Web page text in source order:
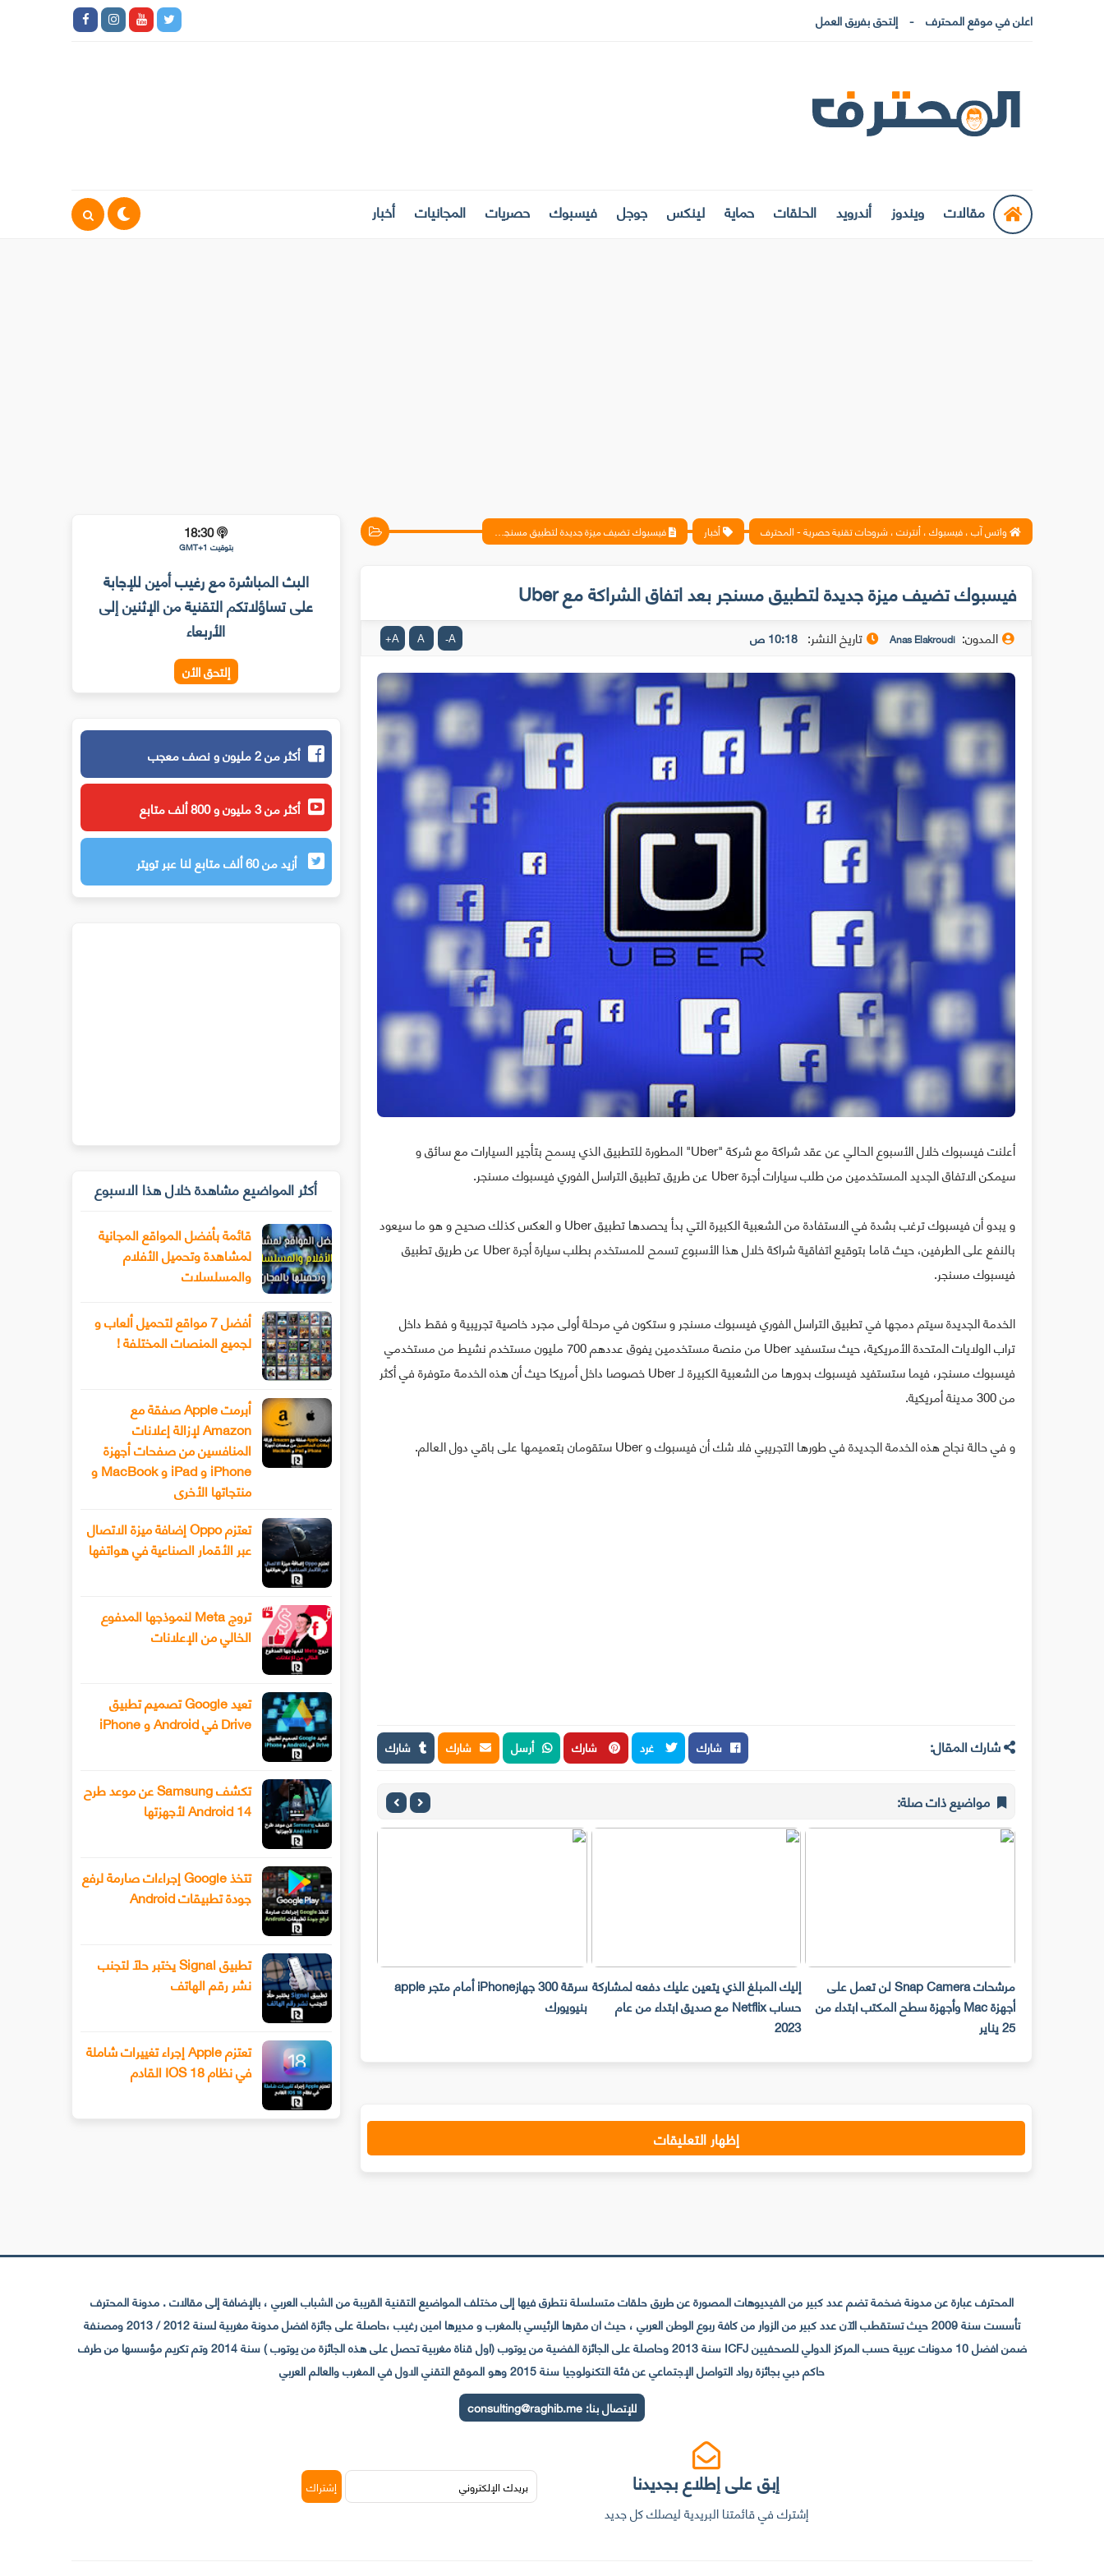
اعلن في موقع المحترف إلتحق بفريق العمل
مقالات ويندوز أندرويد الحلقات حماية لينكس جوجل فيسبوك حصريات المجانيات أخبار
واتس آب ، فيسبوك ، أنترنت ، شروحات تقنية حصرية - المحترف أخبار فيسبوك تضيف ميزة جديدة لتطبيق مسنجر بعد اتفاق الشراكة مع Uber
فيسبوك تضيف ميزة جديدة لتطبيق مسنجر بعد اتفاق الشراكة مع Uber
المدون: Anas Elakroudi تاريخ النشر: 10:18 ص A
-
A
A
+
أعلنت فيسبوك خلال الأسبوع الحالي عن عقد شراكة مع شركة "Uber" المطورة للتطبيق الذي يسمح بتأجير السيارات مع سائق و
سيمكن الاتفاق الجديد المستخدمين من طلب سيارات أجرة Uber عن طريق تطبيق التراسل الفوري فيسبوك مسنجر.
و يبدو أن فيسبوك ترغب بشدة في الاستفادة من الشعبية الكبيرة التي بدأ يحصدها تطبيق Uber و العكس كذلك صحيح و هو ما سيعود
بالنفع على الطرفين، حيث قاما بتوقيع اتفاقية شراكة خلال هذا الأسبوع تسمح للمستخدم بطلب سيارة أجرة Uber عن طريق تطبيق
فيسبوك مسنجر.
الخدمة الجديدة سيتم دمجها في تطبيق التراسل الفوري فيسبوك مسنجر و ستكون في مرحلة أولى مجرد خاصية تجريبية و فقط داخل
تراب الولايات المتحدة الأمريكية، حيث ستسفيد Uber من منصة مستخدمين يفوق عددهم 700 مليون مستخدم نشيط من مستخدمي
فيسبوك مسنجر، فيما ستستفيد فيسبوك بدورها من الشعبية الكبيرة لـ Uber خصوصا داخل أمريكا حيث أن هذه الخدمة متوفرة في أكثر
من 300 مدينة أمريكية.
و في حالة نجاح هذه الخدمة الجديدة في طورها التجريبي فلا شك أن فيسبوك و Uber ستقومان بتعميمها على باقي دول العالم.
شارك المقال: شارك غرد شارك أرسل شارك شارك
مواضيع ذات صلة:
مرشحات Snap Camera لن تعمل على
أجهزة Mac وأجهزة سطح المكتب ابتداء من
25 يناير
إليك المبلغ الذي يتعين عليك دفعه لمشاركة
حساب Netflix مع صديق ابتداء من عام
2023
سرقة 300 جهازiPhone أمام متجر apple
بنيويورك
سيحصل هاتف Xiaomi 13 أخيرًا على عدسة
تليفوتوغرافي
إظهار التعليقات
18:30
بتوقيت GMT+1
البث المباشرة مع رغيب أمين للإجابة
على تساؤلاتكم التقنية من الإثنين إلى
الأربعاء
إلتحق الأن
أكثر من 2 مليون و نصف معجب
أكثر من 3 مليون و 800 ألف متابع
أزيد من 60 ألف متابع لنا عبر تويتر
أكثر المواضيع مشاهدة خلال هذا الاسبوع
قائمة بأفضل المواقع المجانية
لمشاهدة وتحميل الأفلام
والمسلسلات
أفضل 7 مواقع لتحميل ألعاب و
لجميع المنصات المختلفة !
أبرمت Apple صفقة مع
Amazon لإزالة إعلانات
المنافسين من صفحات أجهزة
iPhone و iPad و MacBook و
منتجاتها الأخرى
تعتزم Oppo إضافة ميزة الاتصال
عبر الأقمار الصناعية في هواتفها
تروج Meta لنموذجها المدفوع
الخالي من الإعلانات
تعيد Google تصميم تطبيق
Drive في Android و iPhone
تكشف Samsung عن موعد طرح
Android 14 لأجهزتها
تتخذ Google إجراءات صارمة لرفع
جودة تطبيقات Android
تطبيق Signal يختبر حلًا لتجنب
نشر رقم الهاتف
تعتزم Apple إجراء تغييرات شاملة
في نظام IOS 18 القادم
المحترف عبارة عن مدونة ضخمة تضم عدد كبير من الفيديوهات المصورة عن طريق حلقات متسلسلة نتطرق فيها إلى مختلف المواضيع التقنية القريبة من الشباب العربي ، بالإضافة إلى مقالات . مدونة المحترف
تأسست سنة 2009 حيث تستقطب الآن عدد كبير من الزوار من كافة ربوع الوطن العربي ، حيث ان مقرها الرئيسي بالمغرب و مديرها امين رغيب ،حاصلة على جائزة افضل مدونة مغربية لسنة 2012 / 2013 ومصنفة
ضمن افضل 10 مدونات عربية حسب المركز الدولي للصحفيين ICFJ سنة 2013 وحاصلة على الجائزة الفضية من يوتوب (اول قناة مغربية تحصل على هذه الجائزة من يوتوب ) سنة 2014 وتم تكريم مؤسسها من طرف
حاكم دبي بجائزة رواد التواصل الإجتماعي عن فئة التكنولوجيا سنة 2015 وهو الموقع التقني الاول في المغرب والعالم العربي
للإتصال بنا:consulting@raghib.me
إبق على إطلاع بجديدنا
إشترك في قائمتنا البريدية ليصلك كل جديد